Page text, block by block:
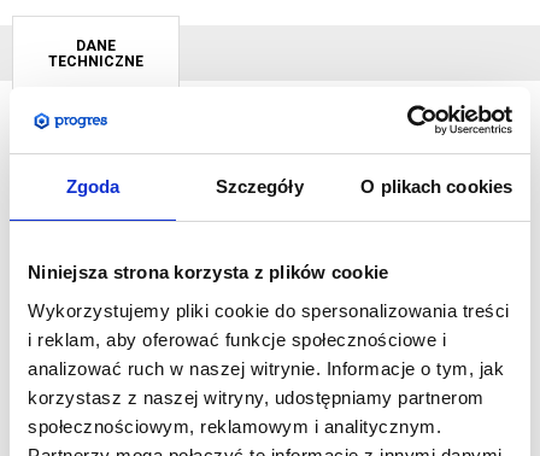
Zgoda Szczegóły O plikach cookies
Niniejsza strona korzysta z plików cookie
Wykorzystujemy pliki cookie do spersonalizowania treści
i reklam, aby oferować funkcje społecznościowe i
analizować ruch w naszej witrynie. Informacje o tym, jak
korzystasz z naszej witryny, udostępniamy partnerom
społecznościowym, reklamowym i analitycznym.
DANE
TECHNICZNE
taśmę. Waga słupka podniesiona została do 7,5 kg, a taśma
wydłużona do 225 cm. Dzięki tak wysokiej wadze, nawet przy
zwijająca zintegrowana jest ze słupkiem, a jej wymiana jest
bardzo prosta i szybka. Taśma użyta w głowicy to
samochodowy pas bezpieczeństwa. Materiał wyjątkowo
mocny i trwały, który nigdy nie będzie się strzępił. słupki
dostarczane są z taśmą w wybranym kolorze.